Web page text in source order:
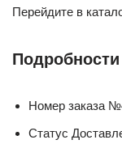
Перейдите в
Подробности
Номер заказа
Статус